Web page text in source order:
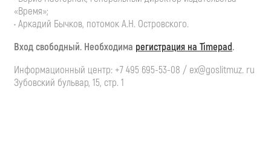
«Время»;
• Аркадий Бычков, потомок А.Н. Островского.
Вход свободный. Необходима регистрация на Timepad.
Информационный центр: +7 495 695-53-08 / ex@goslitmuz. ru
Зубовский бульвар, 15, стр. 1